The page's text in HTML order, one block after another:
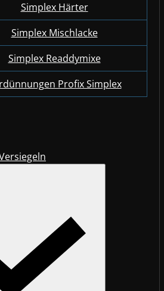
Simplex Härter
Simplex Mischlacke
Simplex Readdymixe
Profix Simplex